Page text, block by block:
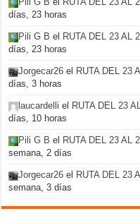
días, 23 horas
Pili G B el RUTA DEL 23 AL
días, 23 horas
Jorgecar26 el RUTA DEL 23
días, 3 horas
laucardelli el RUTA DEL 23
días, 10 horas
Pili G B el RUTA DEL 23 AL
semana, 2 días
Jorgecar26 el RUTA DEL 23
semana, 3 días